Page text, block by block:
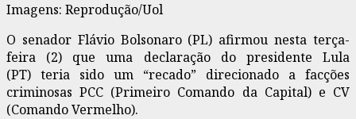
Imagens: Reprodução/Uol
O senador Flávio Bolsonaro(PL) afirmou nesta terça-
feira (2) que uma declaração do presidente Lula
(PT) teria sido um “recado” direcionado a facções
criminosas PCC (Primeiro Comando da Capital) e CV
(Comando Vermelho).